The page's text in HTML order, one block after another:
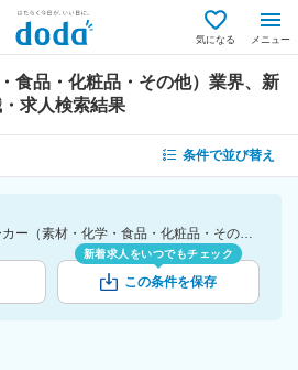
気になる メニュー
食品・化粧品・その他）業界、新
求人検索結果
条件で並び替え
[勤務地]新潟県 [業種]メーカー（素材・化学・食品・化粧品・その他）業界 [こだわり条件ピックアップ]学歴不問 [詳細条件](募集・採用情報)学歴不問
新着求人をいつでもチェック
この条件を保存